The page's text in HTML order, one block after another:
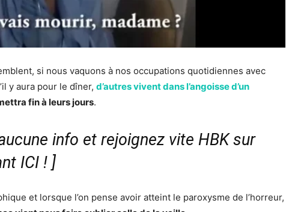
si nous vaquons à nos occupations quotidiennes avec
y aura pour le dîner, d’autres vivent dans l’angoisse d’un
fin à leurs jours.
info et rejoignez vite HBK sur
ICI ! ]
et lorsque l’on pense avoir atteint le paroxysme de l’horreur,